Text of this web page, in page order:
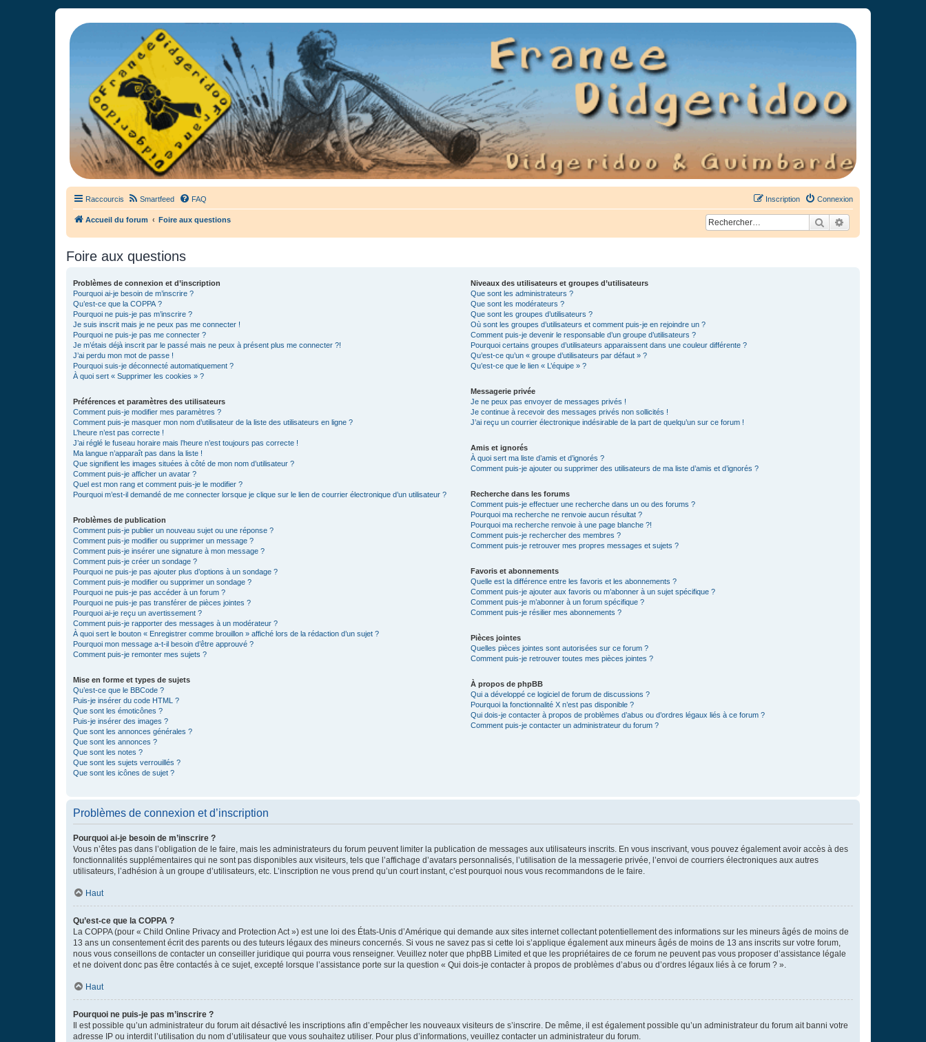
France Didgeridoo
Didgeridoo et Guimbarde sur France Didgeridoo - retrouvez la communauté.
Raccourcis Smartfeed FAQ Connexion
Inscription
Accueil du forum Foire aux questions Rechercher
Foire aux questions
Problèmes de connexion et d’inscription
Pourquoi ai-je besoin de m’inscrire ?
Qu’est-ce que la COPPA ?
Pourquoi ne puis-je pas m’inscrire ?
Je suis inscrit mais je ne peux pas me connecter !
Pourquoi ne puis-je pas me connecter ?
Je m’étais déjà inscrit par le passé mais ne peux à présent plus me connecter ?!
J’ai perdu mon mot de passe !
Pourquoi suis-je déconnecté automatiquement ?
À quoi sert « Supprimer les cookies » ?
Préférences et paramètres des utilisateurs
Comment puis-je modifier mes paramètres ?
Comment puis-je masquer mon nom d’utilisateur de la liste des utilisateurs en ligne ?
L’heure n’est pas correcte !
J’ai réglé le fuseau horaire mais l’heure n’est toujours pas correcte !
Ma langue n’apparaît pas dans la liste !
Que signifient les images situées à côté de mon nom d’utilisateur ?
Comment puis-je afficher un avatar ?
Quel est mon rang et comment puis-je le modifier ?
Pourquoi m’est-il demandé de me connecter lorsque je clique sur le lien de courrier électronique d’un utilisateur ?
Problèmes de publication
Comment puis-je publier un nouveau sujet ou une réponse ?
Comment puis-je modifier ou supprimer un message ?
Comment puis-je insérer une signature à mon message ?
Comment puis-je créer un sondage ?
Pourquoi ne puis-je pas ajouter plus d’options à un sondage ?
Comment puis-je modifier ou supprimer un sondage ?
Pourquoi ne puis-je pas accéder à un forum ?
Pourquoi ne puis-je pas transférer de pièces jointes ?
Pourquoi ai-je reçu un avertissement ?
Comment puis-je rapporter des messages à un modérateur ?
À quoi sert le bouton « Enregistrer comme brouillon » affiché lors de la rédaction d’un sujet ?
Pourquoi mon message a-t-il besoin d’être approuvé ?
Comment puis-je remonter mes sujets ?
Mise en forme et types de sujets
Qu’est-ce que le BBCode ?
Puis-je insérer du code HTML ?
Que sont les émoticônes ?
Puis-je insérer des images ?
Que sont les annonces générales ?
Que sont les annonces ?
Que sont les notes ?
Que sont les sujets verrouillés ?
Que sont les icônes de sujet ?
Niveaux des utilisateurs et groupes d’utilisateurs
Que sont les administrateurs ?
Que sont les modérateurs ?
Que sont les groupes d’utilisateurs ?
Où sont les groupes d’utilisateurs et comment puis-je en rejoindre un ?
Comment puis-je devenir le responsable d’un groupe d’utilisateurs ?
Pourquoi certains groupes d’utilisateurs apparaissent dans une couleur différente ?
Qu’est-ce qu’un « groupe d’utilisateurs par défaut » ?
Qu’est-ce que le lien « L’équipe » ?
Messagerie privée
Je ne peux pas envoyer de messages privés !
Je continue à recevoir des messages privés non sollicités !
J’ai reçu un courrier électronique indésirable de la part de quelqu’un sur ce forum !
Amis et ignorés
À quoi sert ma liste d’amis et d’ignorés ?
Comment puis-je ajouter ou supprimer des utilisateurs de ma liste d’amis et d’ignorés ?
Recherche dans les forums
Comment puis-je effectuer une recherche dans un ou des forums ?
Pourquoi ma recherche ne renvoie aucun résultat ?
Pourquoi ma recherche renvoie à une page blanche ?!
Comment puis-je rechercher des membres ?
Comment puis-je retrouver mes propres messages et sujets ?
Favoris et abonnements
Quelle est la différence entre les favoris et les abonnements ?
Comment puis-je ajouter aux favoris ou m’abonner à un sujet spécifique ?
Comment puis-je m’abonner à un forum spécifique ?
Comment puis-je résilier mes abonnements ?
Pièces jointes
Quelles pièces jointes sont autorisées sur ce forum ?
Comment puis-je retrouver toutes mes pièces jointes ?
À propos de phpBB
Qui a développé ce logiciel de forum de discussions ?
Pourquoi la fonctionnalité X n’est pas disponible ?
Qui dois-je contacter à propos de problèmes d’abus ou d’ordres légaux liés à ce forum ?
Comment puis-je contacter un administrateur du forum ?
Problèmes de connexion et d’inscription
Pourquoi ai-je besoin de m’inscrire ?
Vous n’êtes pas dans l’obligation de le faire, mais les administrateurs du forum peuvent limiter la publication de messages aux utilisateurs inscrits. En vous inscrivant, vous pouvez également avoir accès à des
fonctionnalités supplémentaires qui ne sont pas disponibles aux visiteurs, tels que l’affichage d’avatars personnalisés, l’utilisation de la messagerie privée, l’envoi de courriers électroniques aux autres
utilisateurs, l’adhésion à un groupe d’utilisateurs, etc. L’inscription ne vous prend qu’un court instant, c’est pourquoi nous vous recommandons de le faire.
Haut
Qu’est-ce que la COPPA ?
La COPPA (pour « Child Online Privacy and Protection Act ») est une loi des États-Unis d’Amérique qui demande aux sites internet collectant potentiellement des informations sur les mineurs âgés de moins de
13 ans un consentement écrit des parents ou des tuteurs légaux des mineurs concernés. Si vous ne savez pas si cette loi s’applique également aux mineurs âgés de moins de 13 ans inscrits sur votre forum,
nous vous conseillons de contacter un conseiller juridique qui pourra vous renseigner. Veuillez noter que phpBB Limited et que les propriétaires de ce forum ne peuvent pas vous proposer d’assistance légale
et ne doivent donc pas être contactés à ce sujet, excepté lorsque l’assistance porte sur la question « Qui dois-je contacter à propos de problèmes d’abus ou d’ordres légaux liés à ce forum ? ».
Haut
Pourquoi ne puis-je pas m’inscrire ?
Il est possible qu’un administrateur du forum ait désactivé les inscriptions afin d’empêcher les nouveaux visiteurs de s’inscrire. De même, il est également possible qu’un administrateur du forum ait banni votre
adresse IP ou interdit l’utilisation du nom d’utilisateur que vous souhaitez utiliser. Pour plus d’informations, veuillez contacter un administrateur du forum.